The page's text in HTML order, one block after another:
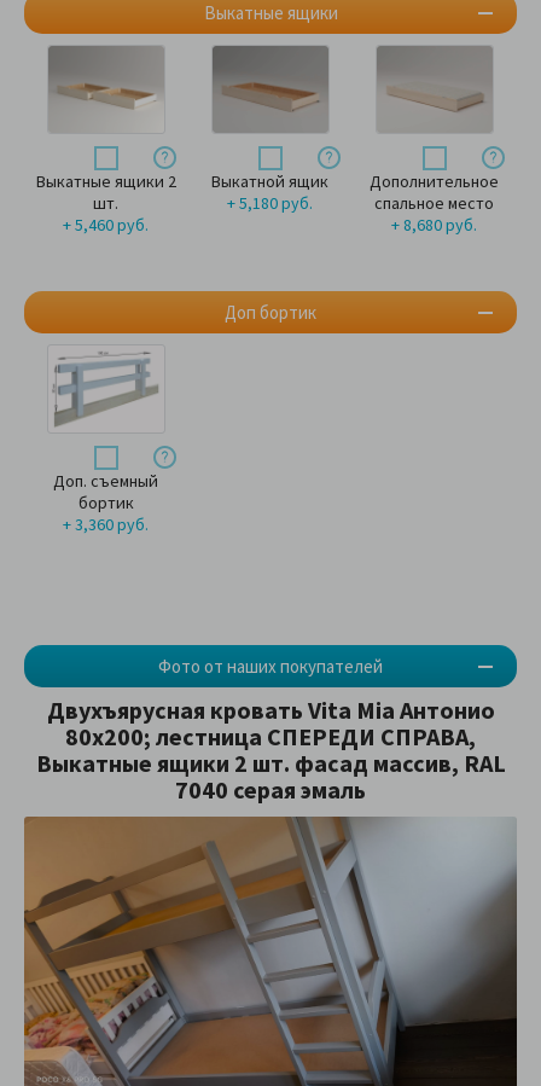
Выкатные ящики
Доп бортик
Выкатные ящики 2
шт.
+ 5,460 руб.
Выкатной ящик
+ 5,180 руб.
Дополнительное
спальное место
+ 8,680 руб.
Доп. съемный
бортик
+ 3,360 руб.
Фото от наших покупателей
Двухъярусная кровать Vita Mia Антонио
80х200; лестница СПЕРЕДИ СПРАВА,
Выкатные ящики 2 шт. фасад массив, RAL
7040 серая эмаль